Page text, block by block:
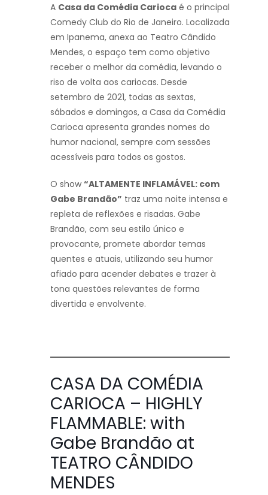
A Casa da Comédia Carioca é o principal
Comedy Club do Rio de Janeiro. Localizada
em Ipanema, anexa ao Teatro Cândido
Mendes, o espaço tem como objetivo
receber o melhor da comédia, levando o
riso de volta aos cariocas. Desde
setembro de 2021, todas as sextas,
sábados e domingos, a Casa da Comédia
Carioca apresenta grandes nomes do
humor nacional, sempre com sessões
acessíveis para todos os gostos.
O show “ALTAMENTE INFLAMÁVEL: com
Gabe Brandão” traz uma noite intensa e
repleta de reflexões e risadas. Gabe
Brandão, com seu estilo único e
provocante, promete abordar temas
quentes e atuais, utilizando seu humor
afiado para acender debates e trazer à
tona questões relevantes de forma
divertida e envolvente.
CASA DA COMÉDIA
CARIOCA – HIGHLY
FLAMMABLE: with
Gabe Brandão at
TEATRO CÂNDIDO
MENDES